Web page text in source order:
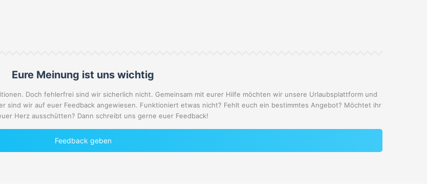
Eure Meinung ist uns wichtig
Doch fehlerfrei sind wir sicherlich nicht. Gemeinsam mit eurer Hilfe möchten wir unsere Urlaubsplattform und
sind wir auf euer Feedback angewiesen. Funktioniert etwas nicht? Fehlt euch ein bestimmtes Angebot? Möchtet ihr
Herz ausschütten? Dann schreibt uns gerne euer Feedback!
Feedback geben